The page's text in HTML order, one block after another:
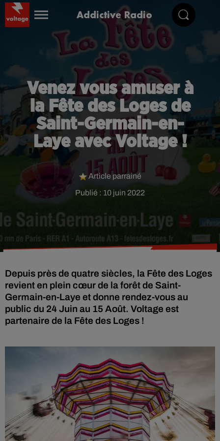
Addictive Radio
Venez vous amuser à
la Fête des Loges de
Saint-Germain-en-
Laye avec Voltage !
Publié : 10 juin 2022
Article parrainé
Depuis près de quatre siècles, la Fête des Loges
revient en plein cœur de la forêt de Saint-
Germain-en-Laye et donne rendez-vous au
public du 24 Juin au 15 Août. Voltage est
partenaire de la Fête des Loges !